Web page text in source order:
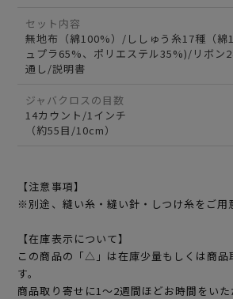
セット内容
無地布（綿100%）/ししゅう糸17種（
ュプラ65%、ポリエステル35%)/リボン
通し/説明書
ジャバクロスの目数
14カウント/1インチ
（約55目/10cm）
【注意事項】
※別途、縫い糸・縫い針・しつけ糸をご用
【在庫表示について】
この商品の「△」は在庫少量もしくは商品
す。
商品取り寄せに1～2週間ほどお時間をい